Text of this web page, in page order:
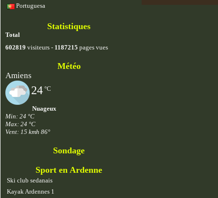
Portuguesa
Statistiques
Total
602819 visiteurs - 1187215 pages vues
Météo
Amiens
24 °C
Nuageux
Min: 24 °C
Max: 24 °C
Vent: 15 kmh 86°
Sondage
Sport en Ardenne
Ski club sedanais
Kayak Ardennes 1